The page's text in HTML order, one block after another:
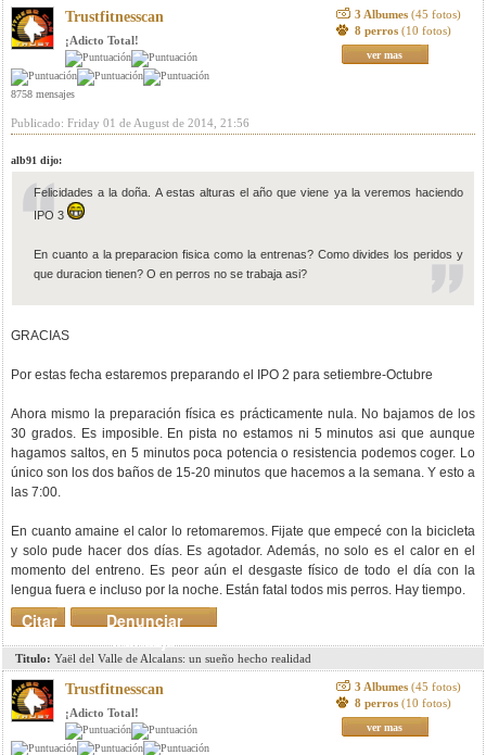
Trustfitnesscan
¡Adicto Total!
8758 mensajes
3 Albumes (45 fotos)
8 perros (10 fotos)
ver mas
Publicado: Friday 01 de August de 2014, 21:56
alb91 dijo:
Felicidades a la doña. A estas alturas el año que viene ya la veremos haciendo
IPO 3
En cuanto a la preparacion fisica como la entrenas? Como divides los peridos y
que duracion tienen? O en perros no se trabaja asi?
GRACIAS
Por estas fecha estaremos preparando el IPO 2 para setiembre-Octubre
Ahora mismo la preparación física es prácticamente nula. No bajamos de los
30 grados. Es imposible. En pista no estamos ni 5 minutos asi que aunque
hagamos saltos, en 5 minutos poca potencia o resistencia podemos coger. Lo
único son los dos baños de 15-20 minutos que hacemos a la semana. Y esto a
las 7:00.
En cuanto amaine el calor lo retomaremos. Fijate que empecé con la bicicleta
y solo pude hacer dos días. Es agotador. Además, no solo es el calor en el
momento del entreno. Es peor aún el desgaste físico de todo el día con la
lengua fuera e incluso por la noche. Están fatal todos mis perros. Hay tiempo.
Denunciar
mensaje
Citar
Titulo: Yaël del Valle de Alcalans: un sueño hecho realidad
Trustfitnesscan
¡Adicto Total!
3 Albumes (45 fotos)
8 perros (10 fotos)
ver mas